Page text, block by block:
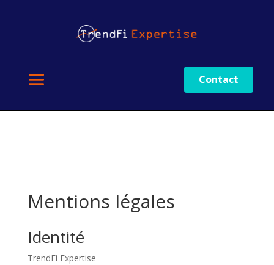
Contact
Mentions légales
Identité
TrendFi Expertise